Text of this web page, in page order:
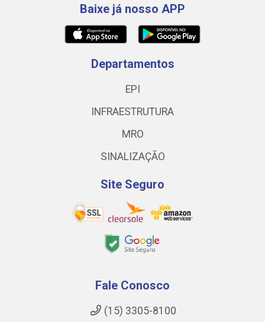
Baixe já nosso APP
Departamentos
EPI
INFRAESTRUTURA
MRO
SINALIZAÇÃO
Site Seguro
Fale Conosco
(15) 3305-8100